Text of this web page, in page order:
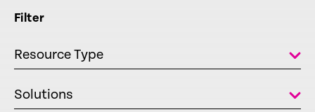
Filter
Resource Type
Solutions